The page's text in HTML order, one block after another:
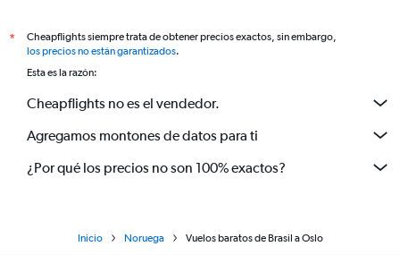
*
Cheapflights siempre trata de obtener precios exactos, sin embargo,
los precios no están garantizados.
Esta es la razón:
Cheapflights no es el vendedor.
Agregamos montones de datos para ti
¿Por qué los precios no son 100% exactos?
Inicio Noruega Vuelos baratos de Brasil a Oslo